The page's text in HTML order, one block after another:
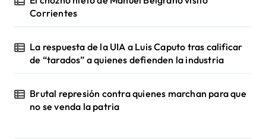
Corrientes
La respuesta de la UIA a Luis Caputo tras calificar
de “tarados” a quienes defienden la industria
Brutal represión contra quienes marchan para que
no se venda la patria